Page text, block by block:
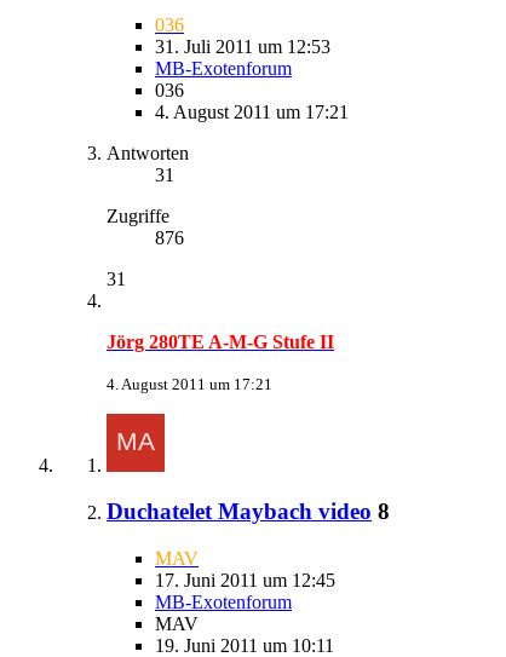
036
31. Juli 2011 um 12:53
MB-Exotenforum
036
4. August 2011 um 17:21
Antworten
31
Zugriffe
876
31
Jörg 280TE A-M-G Stufe II
4. August 2011 um 17:21
Duchatelet Maybach video 8
MAV
17. Juni 2011 um 12:45
MB-Exotenforum
MAV
19. Juni 2011 um 10:11